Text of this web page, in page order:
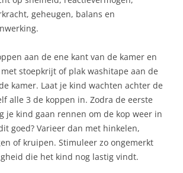
geheugen, balans en
aan de ene kant van de kamer en
stoepkrijt of plak washitape aan de
kamer. Laat je kind wachten achter de
alle 3 de koppen in. Zodra de eerste
je kind gaan rennen om de kop weer in
goed? Varieer dan met hinkelen,
of kruipen. Stimuleer zo ongemerkt
die het kind nog lastig vindt.